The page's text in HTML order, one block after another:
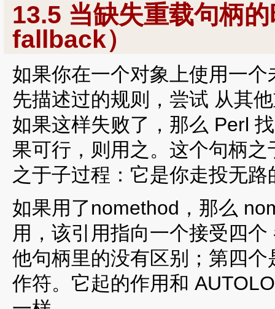
13.5 当缺失重载句柄
fallback）
如果你在一个对象上使用一
先描述过的规则，尝试 从其
如果这样失败了，那么 Perl
果可行，则用之。这个句柄
之于子过程：它是你走投无
如果用了nomethod，那么
用，该引用指向一个接受四
他句柄里的没有区别；第四
作符。它起的作用和